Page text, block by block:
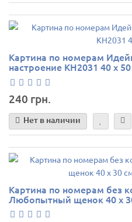
Картина по номерам
настроение КН2031 40 х
240 грн.
Нет в наличии
Картина по номерам без
Любопытный щенок 40 х